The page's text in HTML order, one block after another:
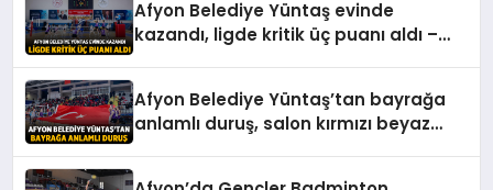
Afyon Belediye Yüntaş evinde
kazandı, ligde kritik üç puanı aldı –
Afyon Belediye Yüntaş’tan bayrağa
anlamlı duruş, salon kırmızı beyaz